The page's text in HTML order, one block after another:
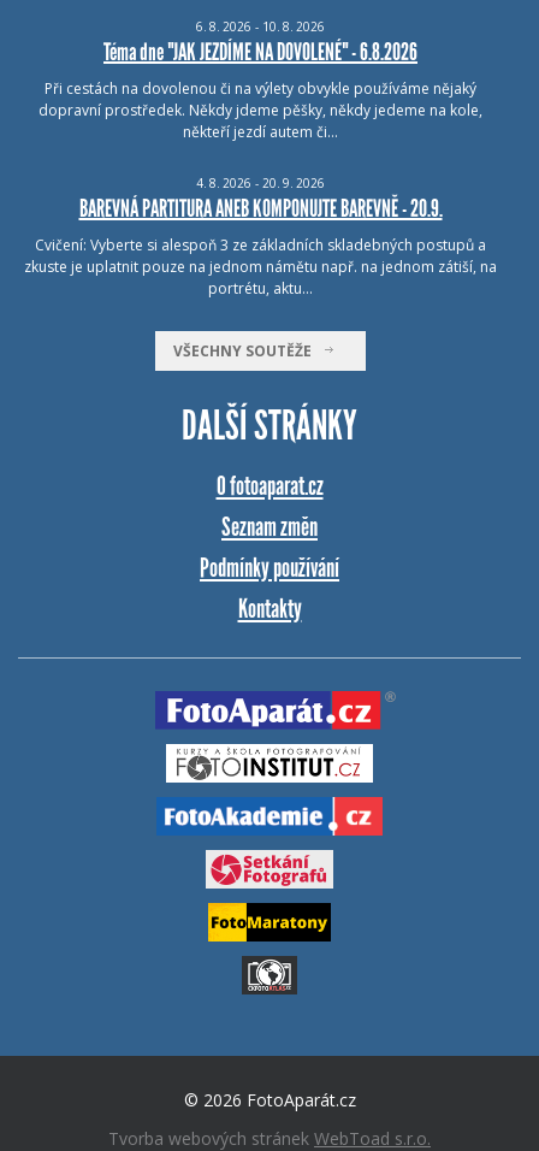
6. 8. 2026 - 10. 8. 2026
Téma dne "JAK JEZDÍME NA DOVOLENÉ" - 6.8.2026
Při cestách na dovolenou či na výlety obvykle používáme nějaký
dopravní prostředek. Někdy jdeme pěšky, někdy jedeme na kole,
někteří jezdí autem či…
4. 8. 2026 - 20. 9. 2026
BAREVNÁ PARTITURA ANEB KOMPONUJTE BAREVNĚ - 20.9.
Cvičení: Vyberte si alespoň 3 ze základních skladebných postupů a
zkuste je uplatnit pouze na jednom námětu např. na jednom zátiší, na
portrétu, aktu…
VŠECHNY SOUTĚŽE
DALŠÍ STRÁNKY
O fotoaparat.cz
Seznam změn
Podmínky používání
Kontakty
© 2026 FotoAparát.cz
Tvorba webových stránek WebToad s.r.o.